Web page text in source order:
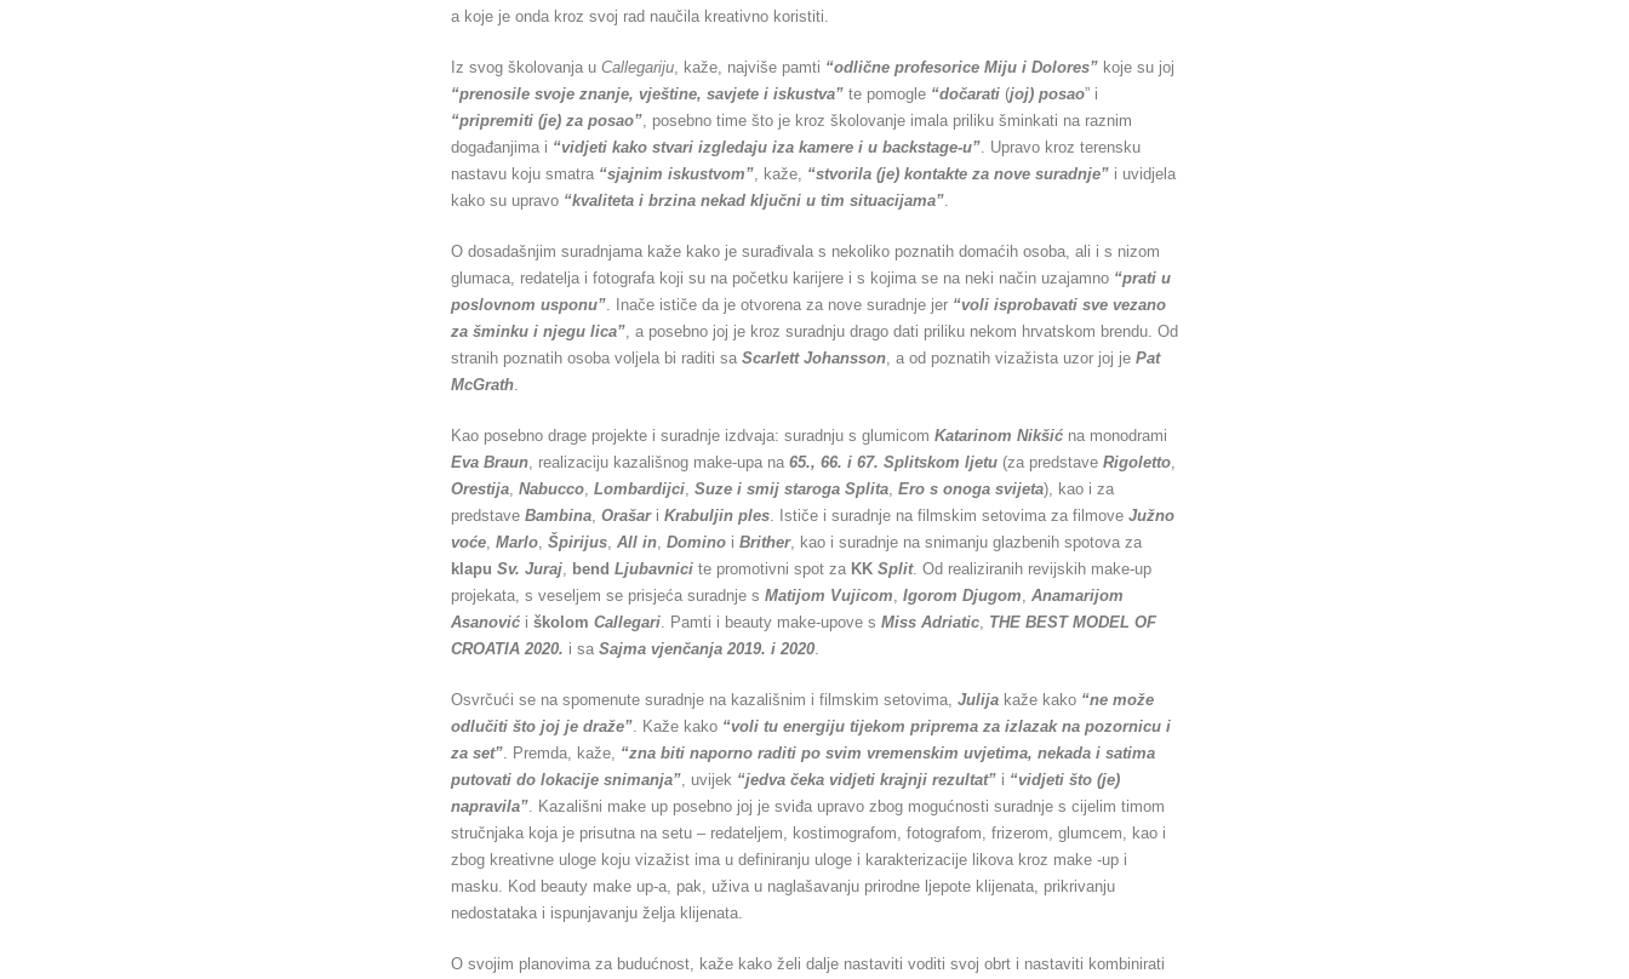
a koje je onda kroz svoj rad naučila kreativno koristiti.
Iz svog školovanja u Callegariju, kaže, najviše pamti “odlične profesorice Miju i Dolores” koje su joj
“prenosile svoje znanje, vještine, savjete i iskustva” te pomogle “dočarati (joj) posao” i
“pripremiti (je) za posao”, posebno time što je kroz školovanje imala priliku šminkati na raznim
događanjima i “vidjeti kako stvari izgledaju iza kamere i u backstage-u”. Upravo kroz terensku
nastavu koju smatra “sjajnim iskustvom”, kaže, “stvorila (je) kontakte za nove suradnje” i uvidjela
kako su upravo “kvaliteta i brzina nekad ključni u tim situacijama”.
O dosadašnjim suradnjama kaže kako je surađivala s nekoliko poznatih domaćih osoba, ali i s nizom
glumaca, redatelja i fotografa koji su na početku karijere i s kojima se na neki način uzajamno “prati u
poslovnom usponu”. Inače ističe da je otvorena za nove suradnje jer “voli isprobavati sve vezano
za šminku i njegu lica”, a posebno joj je kroz suradnju drago dati priliku nekom hrvatskom brendu. Od
stranih poznatih osoba voljela bi raditi sa Scarlett Johansson, a od poznatih vizažista uzor joj je Pat
McGrath.
Kao posebno drage projekte i suradnje izdvaja: suradnju s glumicom Katarinom Nikšić na monodrami
Eva Braun, realizaciju kazališnog make-upa na 65., 66. i 67. Splitskom ljetu (za predstave Rigoletto,
Orestija, Nabucco, Lombardijci, Suze i smij staroga Splita, Ero s onoga svijeta), kao i za
predstave Bambina, Orašari Krabuljin ples. Ističe i suradnje na filmskim setovima za filmove Južno
voće, Marlo, Špirijus, All in, Domino i Brither, kao i suradnje na snimanju glazbenih spotova za
klapu Sv. Juraj, bend Ljubavnici te promotivni spot za KK Split. Od realiziranih revijskih make-up
projekata, s veseljem se prisjeća suradnje s Matijom Vujicom, Igorom Djugom, Anamarijom
Asanović i školom Callegari. Pamti i beauty make-upove s Miss Adriatic, THE BEST MODEL OF
CROATIA 2020. i sa Sajma vjenčanja 2019. i 2020.
Osvrčući se na spomenute suradnje na kazališnim i filmskim setovima, Julija kaže kako “ne može
odlučiti što joj je draže”. Kaže kako “voli tu energiju tijekom priprema za izlazak na pozornicu i
za set”. Premda, kaže, “zna biti naporno raditi po svim vremenskim uvjetima, nekada i satima
putovati do lokacije snimanja”, uvijek “jedva čeka vidjeti krajnji rezultat” i “vidjeti što (je)
napravila”. Kazališni make up posebno joj je sviđa upravo zbog mogućnosti suradnje s cijelim timom
stručnjaka koja je prisutna na setu – redateljem, kostimografom, fotografom, frizerom, glumcem, kao i
zbog kreativne uloge koju vizažist ima u definiranju uloge i karakterizacije likova kroz make -up i
masku. Kod beauty make up-a, pak, uživa u naglašavanju prirodne ljepote klijenata, prikrivanju
nedostataka i ispunjavanju želja klijenata.
O svojim planovima za budućnost, kaže kako želi dalje nastaviti voditi svoj obrt i nastaviti kombinirati